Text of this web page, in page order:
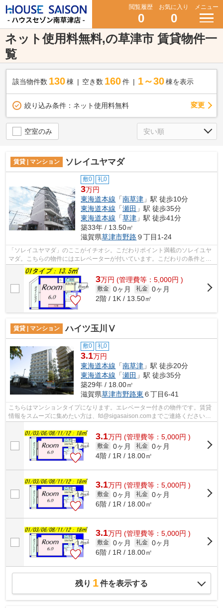
閲覧履歴
0
お気に入り
0
メニュー
ネット使用料無料,の草津市 賃貸物件一
覧
該当物件数 130棟 空き数 160 件 1～30 棟を表示
絞り込み条件： ネット使用料無料 変更
空室のみ
賃貸 | マンション ソレイユヤマダ
敷0 礼0
3万円
東海道本線 「南草津 」駅 徒歩10分
東海道本線 「瀬田 」駅 徒歩35分
東海道本線 「草津 」駅 徒歩41分
築33年 / 13.50㎡
滋賀県草津市野路 ９丁目1-24
「ソレイユヤマダ」のここがイチオシ。こだわりポイント満載のソレイユヤ
マダ。こちらの物件にはエレベーターが付いています。こだわりの条件とし
て多い、駅徒歩10分の物件です。東海...
3万円 (管理費等：5,000円 )
敷金 0ヶ月 礼金 0ヶ月
2階 / 1K / 13.50㎡
賃貸 | マンション ハイツ玉川Ⅴ
敷0 礼0
3.1万円
東海道本線 「南草津 」駅 徒歩20分
東海道本線 「瀬田 」駅 徒歩35分
築29年 / 18.00㎡
滋賀県草津市野路東 ６丁目6-41
こちらはマンションタイプになります。エレベーター付きの物件です。賃貸
情報をスムーズに集めたい方は、fd@sigasaison.comまでご連絡ください。
3.1万円 (管理費等：5,000円 )
敷金 0ヶ月 礼金 0ヶ月
4階 / 1R / 18.00㎡
3.1万円 (管理費等：5,000円 )
敷金 0ヶ月 礼金 0ヶ月
6階 / 1R / 18.00㎡
3.1万円 (管理費等：5,000円 )
敷金 0ヶ月 礼金 0ヶ月
6階 / 1R / 18.00㎡
残り 1件を表示する